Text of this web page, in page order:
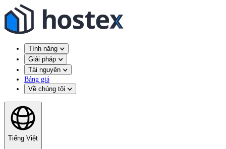
Tính năng
Giải pháp
Tài nguyên
Bảng giá
Về chúng tôi
Tiếng Việt